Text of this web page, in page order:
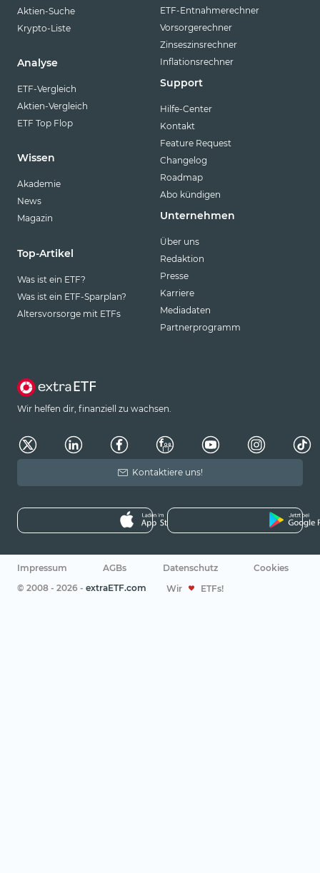
Aktien-Suche
Krypto-Liste
Analyse
ETF-Vergleich
Aktien-Vergleich
ETF Top Flop
Wissen
Akademie
News
Magazin
Top-Artikel
Was ist ein ETF?
Was ist ein ETF-Sparplan?
Altersvorsorge mit ETFs
ETF-Entnahmerechner
Vorsorgerechner
Zinseszinsrechner
Inflationsrechner
Support
Hilfe-Center
Kontakt
Feature Request
Changelog
Roadmap
Abo kündigen
Unternehmen
Über uns
Redaktion
Presse
Karriere
Mediadaten
Partnerprogramm
Wir helfen dir, finanziell zu wachsen.
Kontaktiere uns!
Impressum AGBs Datenschutz
Cookies
© 2008 - 2026 - extraETF.com Wir ETFs!